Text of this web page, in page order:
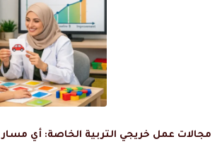
مجالات عمل خريجي التربية الخاصة: أي